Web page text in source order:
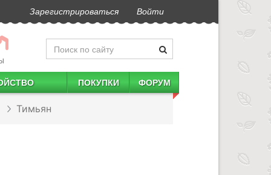
Зарегистрироваться Войти
ПОКУПКИ ФОРУМ
Тимьян